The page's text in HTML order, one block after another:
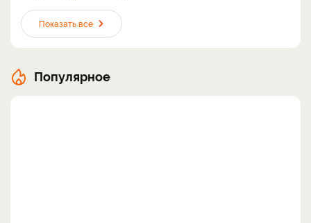
Показать все
Популярное